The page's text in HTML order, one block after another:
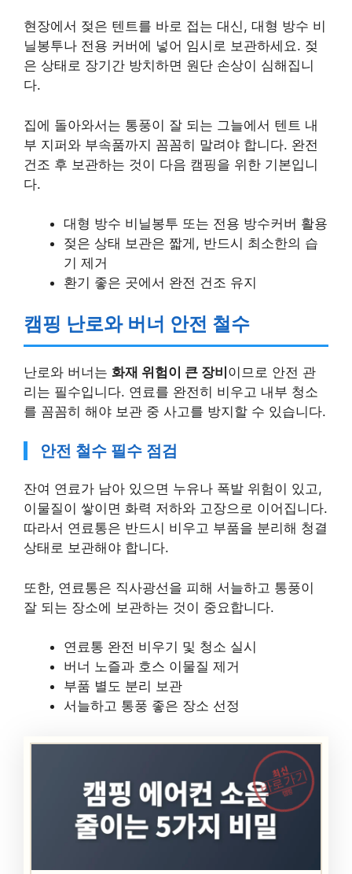
현장에서 젖은 텐트를 바로 접는 대신, 대형 방수 비
닐봉투나 전용 커버에 넣어 임시로 보관하세요. 젖
은 상태로 장기간 방치하면 원단 손상이 심해집니
다.
집에 돌아와서는 통풍이 잘 되는 그늘에서 텐트 내
부 지퍼와 부속품까지 꼼꼼히 말려야 합니다. 완전
건조 후 보관하는 것이 다음 캠핑을 위한 기본입니
다.
대형 방수 비닐봉투 또는 전용 방수커버 활용
젖은 상태 보관은 짧게, 반드시 최소한의 습
기 제거
환기 좋은 곳에서 완전 건조 유지
캠핑 난로와 버너 안전 철수
난로와 버너는 화재 위험이 큰 장비이므로 안전 관
리는 필수입니다. 연료를 완전히 비우고 내부 청소
를 꼼꼼히 해야 보관 중 사고를 방지할 수 있습니다.
안전 철수 필수 점검
잔여 연료가 남아 있으면 누유나 폭발 위험이 있고,
이물질이 쌓이면 화력 저하와 고장으로 이어집니다.
따라서 연료통은 반드시 비우고 부품을 분리해 청결
상태로 보관해야 합니다.
또한, 연료통은 직사광선을 피해 서늘하고 통풍이
잘 되는 장소에 보관하는 것이 중요합니다.
연료통 완전 비우기 및 청소 실시
버너 노즐과 호스 이물질 제거
부품 별도 분리 보관
서늘하고 통풍 좋은 장소 선정
최신
바로가기
캠핑